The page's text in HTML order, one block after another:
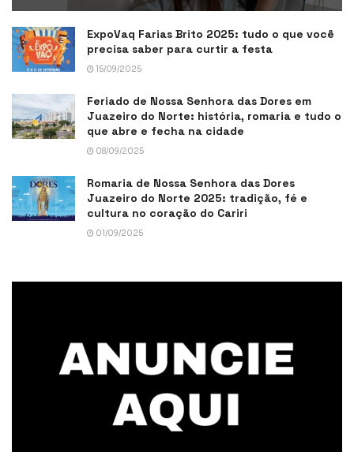
ExpoVaq Farias Brito 2025: tudo o que você
precisa saber para curtir a festa
15/09/2025
Feriado de Nossa Senhora das Dores em
Juazeiro do Norte: história, romaria e tudo o
que abre e fecha na cidade
08/09/2025
Romaria de Nossa Senhora das Dores
Juazeiro do Norte 2025: tradição, fé e
cultura no coração do Cariri
01/09/2025